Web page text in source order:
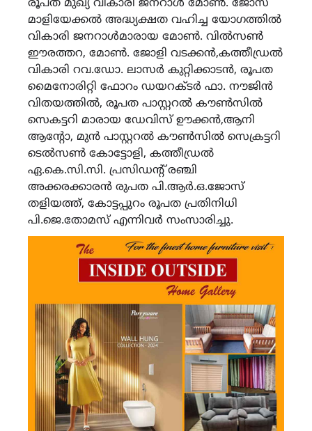
രൂപത മുഖ്യ വികാരി ജനറാൾ മോൺ. ജോസ്
മാളിയേക്കൽ അദ്ധ്യക്ഷത വഹിച്ച യോഗത്തിൽ
വികാരി ജനറാൾമാരായ മോൺ. വിൽസൺ
ഈരത്തറ, മോൺ. ജോളി വടക്കൻ,കത്തീഡ്രൽ
വികാരി റവ.ഡോ. ലാസർ കുറ്റിക്കാടൻ, രൂപത
മൈനോരിറ്റി ഫോറം ഡയറക്ടർ ഫാ. നൗജിൻ
വിതയത്തിൽ, രൂപത പാസ്റ്ററൽ കൗൺസിൽ
സെകട്ടറി മാരായ ഡേവിസ് ഊക്കൻ,ആനി
ആന്റോ, മുൻ പാസ്റ്ററൽ കൗൺസിൽ സെക്രട്ടറി
ടെൽസൺ കോട്ടോളി, കത്തീഡ്രൽ
ഏ.കെ.സി.സി. പ്രസിഡന്റ് രഞ്ചി
അക്കരക്കാരൻ രുപത പി.ആർ.ഒ.ജോസ്
തളിയത്ത്, കോട്ടപ്പുറം രൂപത പ്രതിനിധി
പി.ജെ.തോമസ് എന്നിവർ സംസാരിച്ചു.